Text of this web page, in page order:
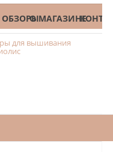
ОБЗОРЫО МАГАЗИНЕ
для вышивания